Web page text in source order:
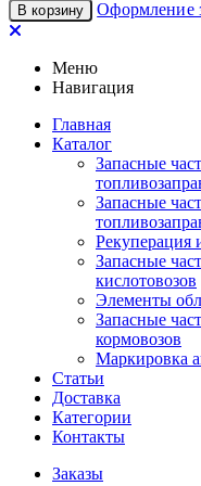
В корзину Оформление
Меню
Навигация
Главная
Каталог
Запасные
Запасные
Рекуперация
Запасные
кислотовозов
Элементы
Запасные
кормовозов
Маркировка
Статьи
Доставка
Категории
Контакты
Заказы